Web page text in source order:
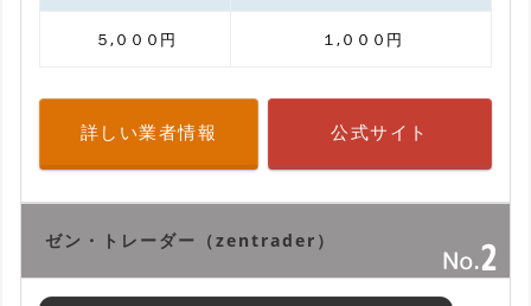
５,０００円 １,０００円
詳しい業者情報 公式サイト
ゼン・トレーダー（zentrader）